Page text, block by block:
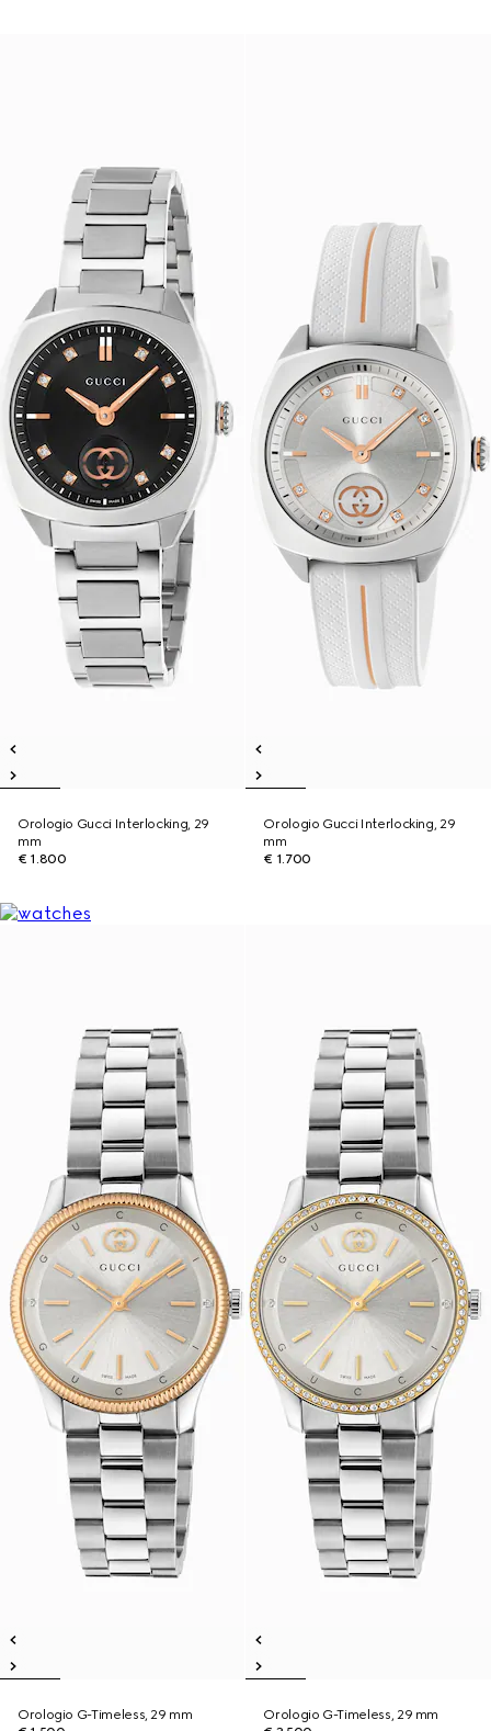
Orologio Gucci Interlocking, 29
mm
€ 1.800
Orologio Gucci Interlocking, 29
mm
€ 1.700
Orologio G-Timeless, 29 mm
Orologio G-Timeless, 29 mm